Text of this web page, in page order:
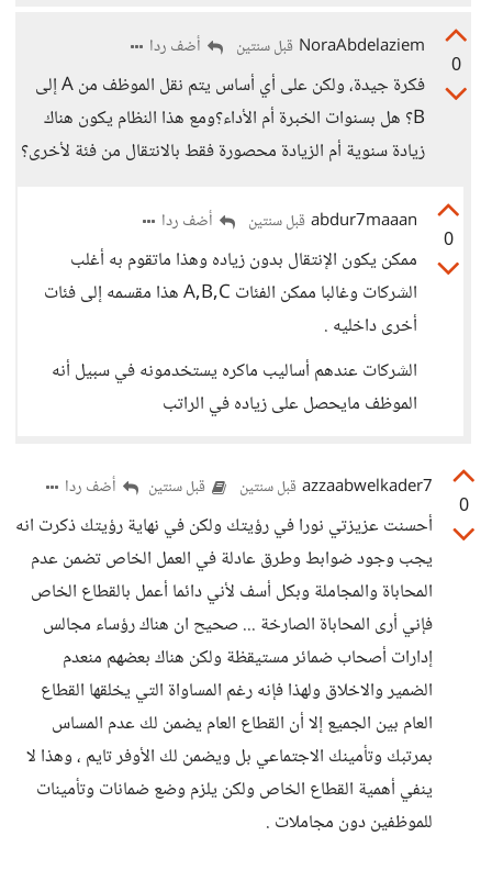
0
NoraAbdelaziem قبل سنتين أضف ردا
فكرة جيدة، ولكن على أي أساس يتم نقل الموظف من A إلى
B؟ هل بسنوات الخبرة أم الأداء؟ومع هذا النظام يكون هناك
زيادة سنوية أم الزيادة محصورة فقط بالانتقال من فئة لأخرى؟
0
abdur7maaan قبل سنتين أضف ردا
ممكن يكون الإنتقال بدون زياده وهذا ماتقوم به أغلب
الشركات وغالبا ممكن الفئات A,B,C هذا مقسمه إلى فئات
أخرى داخليه .
الشركات عندهم أساليب ماكره يستخدمونه في سبيل أنه
الموظف مايحصل على زياده في الراتب
0
azzaabwelkader7 قبل سنتين قبل سنتين أضف ردا
أحسنت عزيزتي نورا في رؤيتك ولكن في نهاية رؤيتك ذكرت انه
يجب وجود ضوابط وطرق عادلة في العمل الخاص تضمن عدم
المحاباة والمجاملة وبكل أسف لأني دائما أعمل بالقطاع الخاص
فإني أرى المحاباة الصارخة ... صحيح ان هناك رؤساء مجالس
إدارات أصحاب ضمائر مستيقظة ولكن هناك بعضهم منعدم
الضمير والاخلاق ولهذا فإنه رغم المساواة التي يخلقها القطاع
العام بين الجميع إلا أن القطاع العام يضمن لك عدم المساس
بمرتبك وتأمينك الاجتماعي بل ويضمن لك الأوفر تايم ، وهذا لا
ينفي أهمية القطاع الخاص ولكن يلزم وضع ضمانات وتأمينات
للموظفين دون مجاملات .